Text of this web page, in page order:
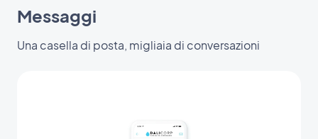
Messaggi
Una casella di posta, migliaia di conversazioni